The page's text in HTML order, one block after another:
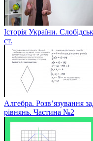
Історія України.
ст.
Алгебра. Розв’язування
рівнянь. Частина №2